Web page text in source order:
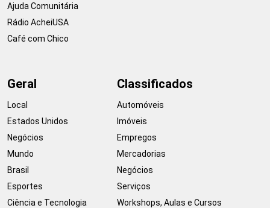
Ajuda Comunitária
Rádio AcheiUSA
Café com Chico
Geral
Local
Estados Unidos
Negócios
Mundo
Brasil
Esportes
Ciência e Tecnologia
Classificados
Automóveis
Imóveis
Empregos
Mercadorias
Negócios
Serviços
Workshops, Aulas e Cursos